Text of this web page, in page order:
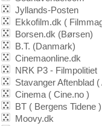
Jyllands-Posten
Ekkofilm.dk (
Borsen.dk (Børsen)
B.T. (Danmark)
Cinemaonline.dk
NRK P3 - Filmpolitiet
Stavanger Aftenblad
Cinema ( Cine.no )
BT ( Bergens Tidene )
Moovy.dk